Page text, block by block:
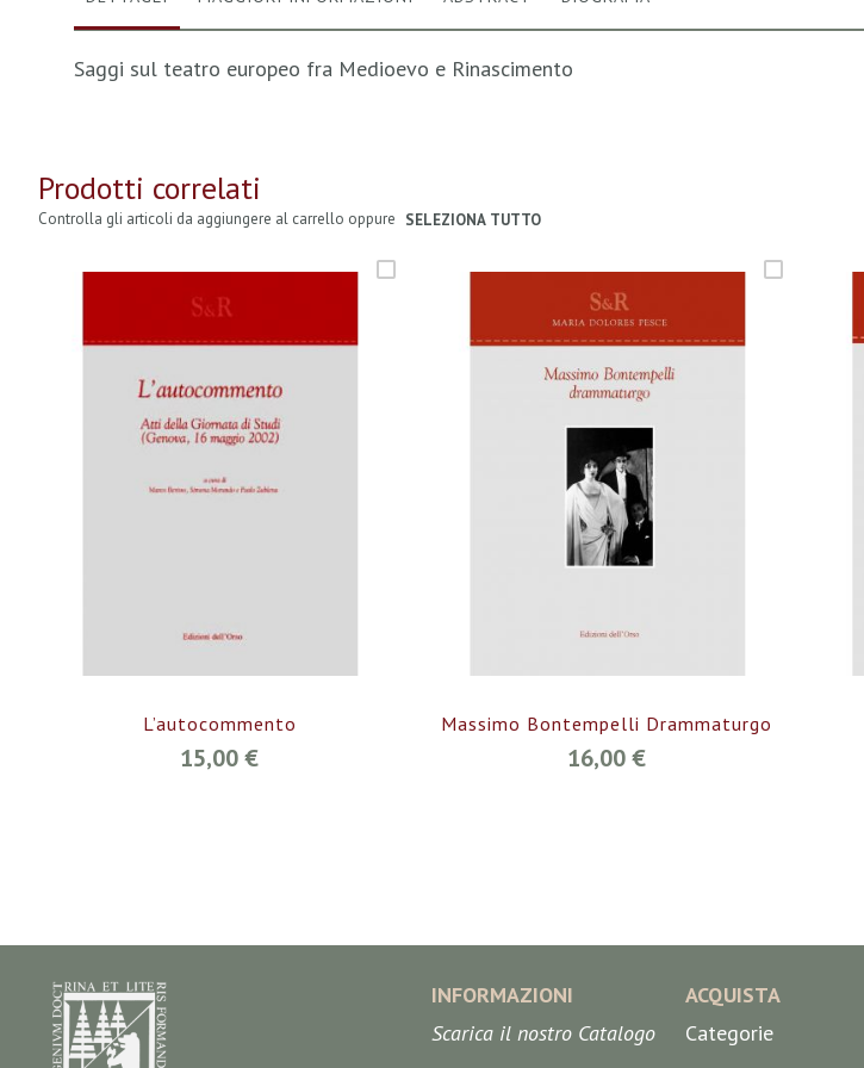
Saggi sul teatro europeo fra Medioevo e Rinascimento
Prodotti correlati
Controlla gli articoli da aggiungere al carrello oppure SELEZIONA TUTTO
L’autocommento
15,00 €
Massimo Bontempelli Drammaturgo
16,00 €
INFORMAZIONI
Scarica il nostro Catalogo
ACQUISTA
Categorie